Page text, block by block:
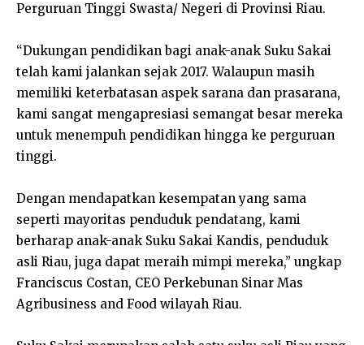
Perguruan Tinggi Swasta/ Negeri di Provinsi Riau.
“Dukungan pendidikan bagi anak-anak Suku Sakai
telah kami jalankan sejak 2017. Walaupun masih
memiliki keterbatasan aspek sarana dan prasarana,
kami sangat mengapresiasi semangat besar mereka
untuk menempuh pendidikan hingga ke perguruan
tinggi.
Dengan mendapatkan kesempatan yang sama
seperti mayoritas penduduk pendatang, kami
berharap anak-anak Suku Sakai Kandis, penduduk
asli Riau, juga dapat meraih mimpi mereka,” ungkap
Franciscus Costan, CEO Perkebunan Sinar Mas
Agribusiness and Food wilayah Riau.